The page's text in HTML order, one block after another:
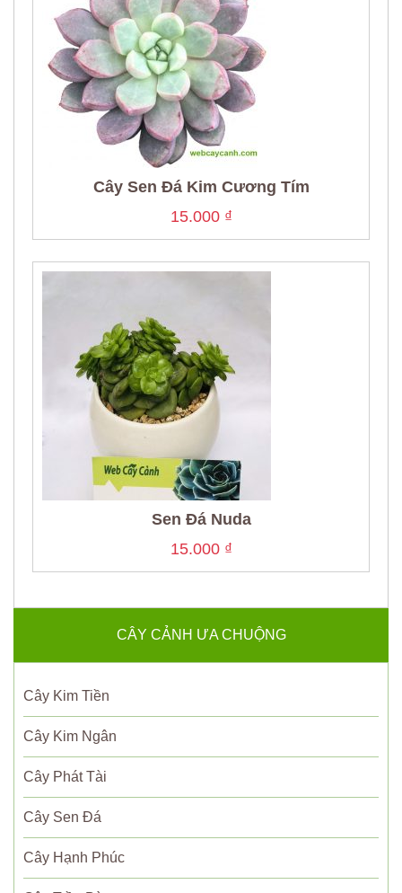
Cây Sen Đá Kim Cương Tím
15.000 ₫
Sen Đá Nuda
15.000 ₫
CÂY CẢNH ƯA CHUỘNG
Cây Kim Tiền
Cây Kim Ngân
Cây Phát Tài
Cây Sen Đá
Cây Hạnh Phúc